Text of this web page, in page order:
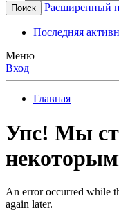
Поиск Расширенный
Последняя
Меню
Вход
Главная
Упс! Мы
An error occurred while
again later.